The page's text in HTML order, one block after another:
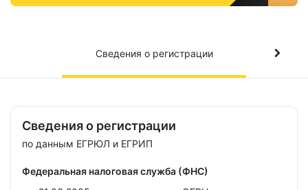
Сведения о регистрации
Сведения о регистрации
по данным ЕГРЮЛ и ЕГРИП
Федеральная налоговая служба (ФНС)